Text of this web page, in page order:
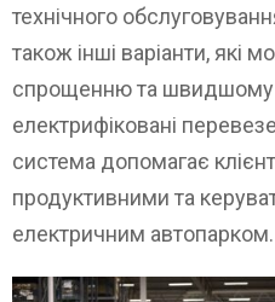
технічного
також інші варіанти, які
спрощенню та швидшому
електрифіковані
система допомагає
продуктивними та
електричним автопарком.